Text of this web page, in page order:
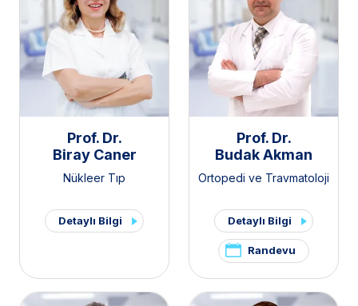
Prof. Dr.
Biray Caner
Nükleer Tıp
Detaylı Bilgi
Prof. Dr.
Budak Akman
Ortopedi ve Travmatoloji
Detaylı Bilgi
Randevu